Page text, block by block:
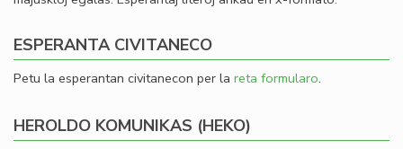
ESPERANTA CIVITANECO
Petu la esperantan civitanecon per la reta formularo.
HEROLDO KOMUNIKAS (HEKO)